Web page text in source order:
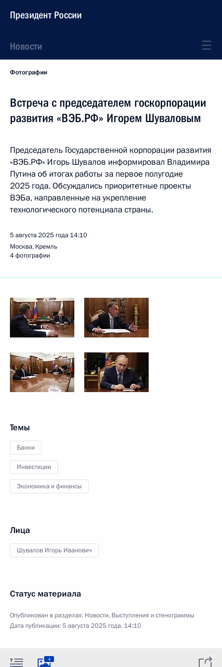
Президент России
Новости
Фотографии
Встреча с председателем госкорпорации
развития «ВЭБ.РФ» Игорем Шуваловым
Председатель Государственной корпорации развития
«ВЭБ.РФ» Игорь Шувалов информировал Владимира
Путина об итогах работы за первое полугодие
2025 года. Обсуждались приоритетные проекты
ВЭБа, направленные на укрепление
технологического потенциала страны.
5 августа 2025 года 14:10
Москва, Кремль
4 фотографии
Темы
Банки
Инвестиции
Экономика и финансы
Лица
Шувалов Игорь Иванович
Статус материала
Опубликован в разделах: Новости, Выступления и стенограммы
Дата публикации:5 августа 2025 года, 14:10
4